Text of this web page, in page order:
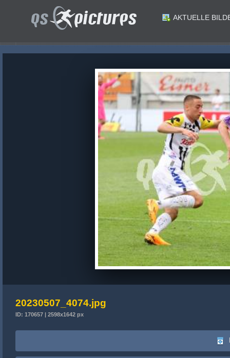
AKTUELLE
20230507_4074.jpg
ID: 170657 | 2598x1642 px